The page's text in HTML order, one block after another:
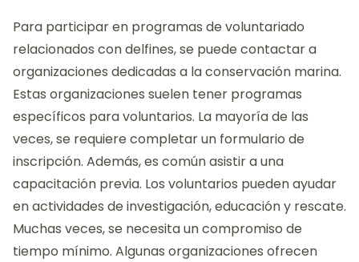
Para participar en programas de voluntariado
relacionados con delfines, se puede contactar a
organizaciones dedicadas a la conservación marina.
Estas organizaciones suelen tener programas
específicos para voluntarios. La mayoría de las
veces, se requiere completar un formulario de
inscripción. Además, es común asistir a una
capacitación previa. Los voluntarios pueden ayudar
en actividades de investigación, educación y rescate.
Muchas veces, se necesita un compromiso de
tiempo mínimo. Algunas organizaciones ofrecen